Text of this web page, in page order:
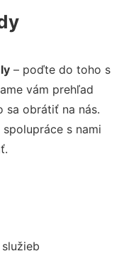
– poďte do toho s
vám prehľad
sa obrátiť na nás.
s nami